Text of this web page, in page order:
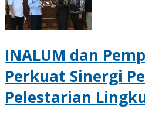
INALUM dan
Perkuat Sinergi
Pelestarian